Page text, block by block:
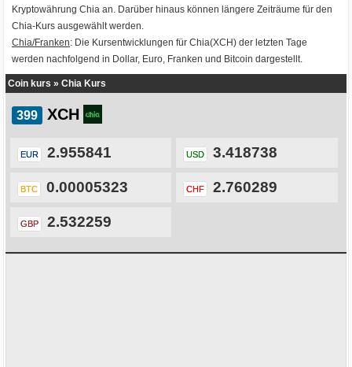
Kryptowährung Chia an. Darüber hinaus können längere Zeiträume für den
Chia-Kurs ausgewählt werden.
Chia/Franken: Die Kursentwicklungen für Chia(XCH) der letzten Tage
werden nachfolgend in Dollar, Euro, Franken und Bitcoin dargestellt.
Coin kurs » Chia Kurs
XCH
EUR 2.955841 USD 3.418738
BTC 0.00005323 CHF 2.760289
GBP 2.532259